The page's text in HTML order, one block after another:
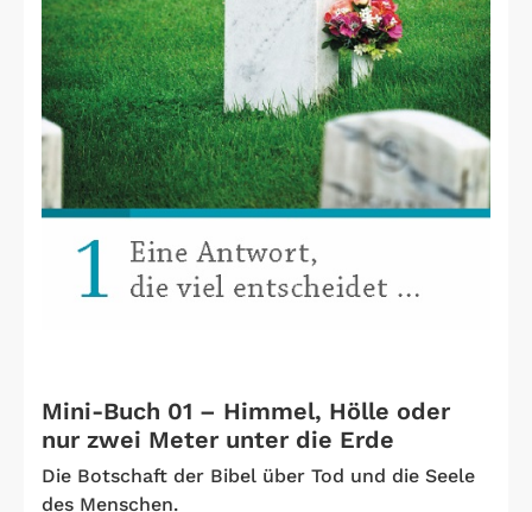
Mini-Buch 01 – Himmel, Hölle oder
nur zwei Meter unter die Erde
Die Botschaft der Bibel über Tod und die Seele
des Menschen.